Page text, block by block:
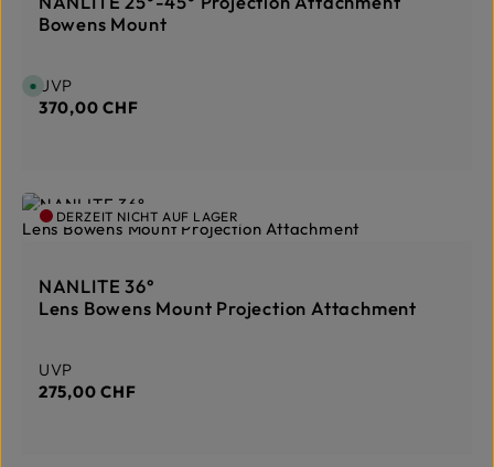
Bowens Mount
Regulärer Preis:
S
o
f
r
f
ü
g
L
z
e
UVP
370,00 CHF
DERZEIT NICHT AUF LAGER
NANLITE 36°
Lens Bowens Mount Projection Attachment
Regulärer Preis:
UVP
275,00 CHF